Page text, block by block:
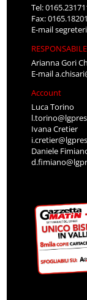
Tel:
Fax:
E-mail
Arianna Gori
E-mail
Account
Luca Torino
Ivana Cretier
Daniele